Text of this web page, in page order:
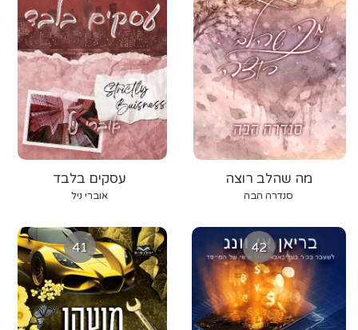
עסקים בלבד
אוברי ניל
מה שהלב רוצה
סנדרה הבה
41 42